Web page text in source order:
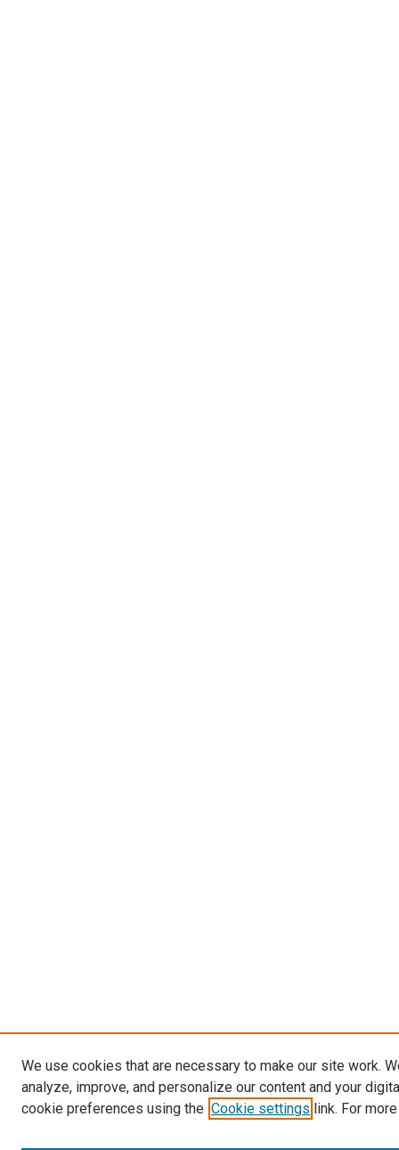
We use cookies that are necessary to make our site work.
analyze, improve, and personalize our content and your
cookie preferences using the Cookie settings link. For